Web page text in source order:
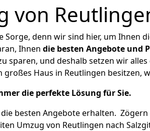
von
denn wir sind hier, um Ihnen
Ihnen die besten Angebote und
sparen, und deshalb setzen wir
Haus in Reutlingen besitzen,
die perfekte Lösung für Sie.
besten Angebote erhalten. Zögern
Umzug von Reutlingen nach